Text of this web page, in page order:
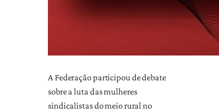
A Federação participou de debate
sobre a luta das mulheres
sindicalistas do meio rural no